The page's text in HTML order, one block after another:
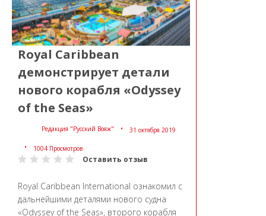
Royal Caribbean
демонстрирует детали
нового корабля «Odyssey
of the Seas»
Редакция "Русский Вояж" 31 октября 2019
1004 Просмотров
Оставить отзыв
Royal Caribbean International ознакомил с
дальнейшими деталями нового судна
«Odyssey of the Seas», второго корабля